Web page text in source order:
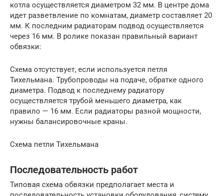
котла осуществляется диаметром 32 мм. В центре дома
идет разветвление по комнатам, диаметр составляет 20
мм. К последним радиаторам подвод осуществляется
через 16 мм. В ролике показан правильный вариант
обвязки:
Схема отсутствует, если используется петля
Тихельмана. Трубопроводы на подаче, обратке одного
диаметра. Подвод к последнему радиатору
осуществляется трубой меньшего диаметра, как
правило — 16 мм. Если радиаторы разной мощности,
нужны балансировочные краны.
Схема петли Тихельмана
Последовательность работ
Типовая схема обвязки предполагает места и